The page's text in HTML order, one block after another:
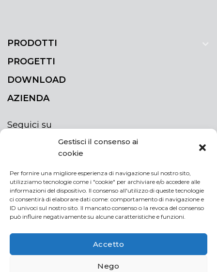
Gestisci il consenso ai
cookie
Per fornire una migliore esperienza di navigazione sul nostro sito,
utilizziamo tecnologie come i "cookie" per archiviare e/o accedere alle
informazioni del dispositivo. Il consenso all'utilizzo di queste tecnologie
ci consentirà di elaborare dati come: comportamento di navigazione e
ID univoci sul nostro sito. Il mancato consenso o la revoca del consenso
può influire negativamente su alcune caratteristiche e funzioni.
Accetto
Nego
PRODOTTI
PROGETTI
DOWNLOAD
AZIENDA
Seguici su
ISCRIVITI ALLA NEWSLETTER
Rimani sempre aggiornato iscrivendoti alla
newsletter
NEWSLETTER
Acconsento al trattamento dei miei dati personali
If